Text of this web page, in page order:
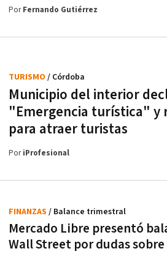
PorFernando Gutiérrez
Municipio del interior
"Emergencia turística" y
para atraer turistas
TURISMO / Córdoba
PoriProfesional
Mercado Libre presentó
Wall Street por dudas
FINANZAS / Balance trimestral